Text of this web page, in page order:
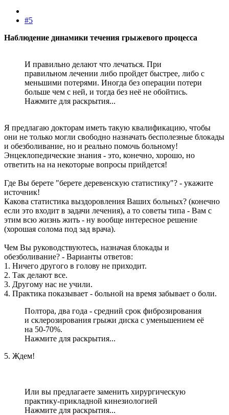
#5
Наблюдение динамики течения грыжевого процесса
И правильно делают что лечаться. При
правильном лечении либо пройдет быстрее, либо с
меньшими потерями. Иногда без операции потери
больше чем с ней, и тогда без неё не обойтись.
Нажмите для раскрытия...
Я предлагаю докторам иметь такую квалификацию, чтобы
они не только могли свободно назначать бесполезные блокады
и обезболивание, но и реально помочь больному!
Энцеклопедические знания - это, конечно, хорошо, но
ответить на на некоторые вопросы прийдется!
Где Вы берете "берете деревенскую статистику"? - укажите
источник!
Какова статистика выздоровления Ваших больных? (конечно
если это входит в задачи лечения), а то советы типа - Вам с
этим всю жизнь жить - ну вообще интересное решение
(хорошая солома под зад врача).
Чем Вы руководствуютесь, назначая блокады и
обезболивание? - Варианты ответов:
1. Ничего другого в голову не приходит.
2. Так делают все.
3. Другому нас не учили.
4. Практика показывает - больной на время забывает о боли.
Полтора, два года - средний срок фиброзирования
и склерозирования грыжи диска с уменьшением её
на 50-70%.
Нажмите для раскрытия...
5. Ждем!
Или вы предлагаете заменить хирургическую
практику-прикладной кинезиологией
Нажмите для раскрытия...